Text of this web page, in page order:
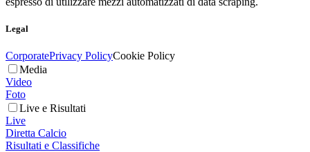
Legal
CorporatePrivacy PolicyCookie Policy
Media
Video
Foto
Live e Risultati
Live
Diretta Calcio
Risultati e Classifiche